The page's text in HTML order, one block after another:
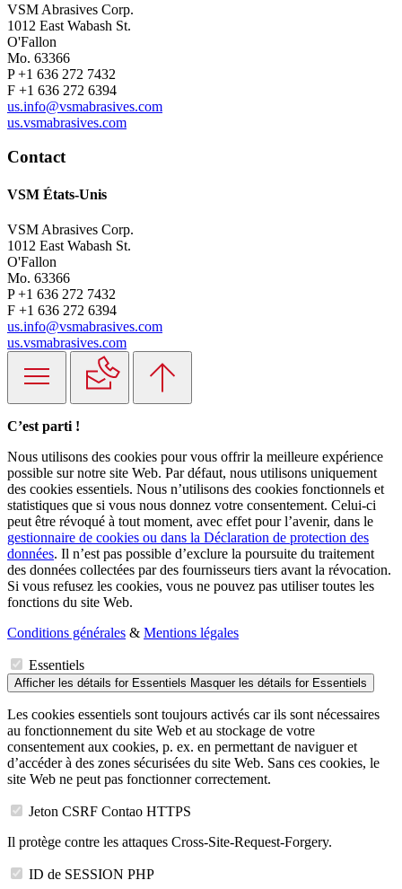
VSM Abrasives Corp.
1012 East Wabash St.
O'Fallon
Mo. 63366
P +1 636 272 7432
F +1 636 272 6394
us.info@vsmabrasives.com
us.vsmabrasives.com
Contact
VSM États-Unis
VSM Abrasives Corp.
1012 East Wabash St.
O'Fallon
Mo. 63366
P +1 636 272 7432
F +1 636 272 6394
us.info@vsmabrasives.com
us.vsmabrasives.com
C’est parti !
Nous utilisons des cookies pour vous offrir la meilleure expérience
possible sur notre site Web. Par défaut, nous utilisons uniquement
des cookies essentiels. Nous n’utilisons des cookies fonctionnels et
statistiques que si vous nous donnez votre consentement. Celui-ci
peut être révoqué à tout moment, avec effet pour l’avenir, dans le
gestionnaire de cookies ou dans la Déclaration de protection des
données. Il n’est pas possible d’exclure la poursuite du traitement
des données collectées par des fournisseurs tiers avant la révocation.
Si vous refusez les cookies, vous ne pouvez pas utiliser toutes les
fonctions du site Web.
Conditions générales & Mentions légales
Essentiels
Afficher les détails for Essentiels Masquer les détails for Essentiels
Les cookies essentiels sont toujours activés car ils sont nécessaires
au fonctionnement du site Web et au stockage de votre
consentement aux cookies, p. ex. en permettant de naviguer et
d’accéder à des zones sécurisées du site Web. Sans ces cookies, le
site Web ne peut pas fonctionner correctement.
Jeton CSRF Contao HTTPS
Il protège contre les attaques Cross-Site-Request-Forgery.
ID de SESSION PHP